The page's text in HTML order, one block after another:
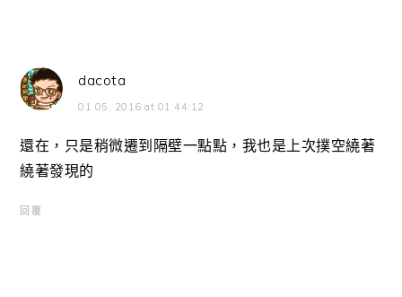
dacota
01 05, 2016 at 01:44:12
還在，只是稍微遷到隔壁一點點，我也是上次撲空繞著
繞著發現的
回覆